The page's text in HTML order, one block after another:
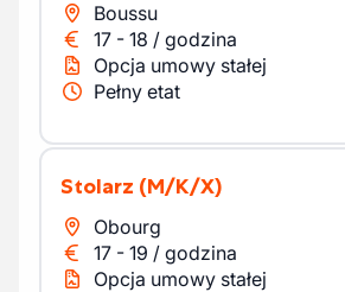
Boussu
17 - 18 / godzina
Opcja umowy stałej
Pełny etat
Stolarz (M/K/X)
Obourg
17 - 19 / godzina
Opcja umowy stałej